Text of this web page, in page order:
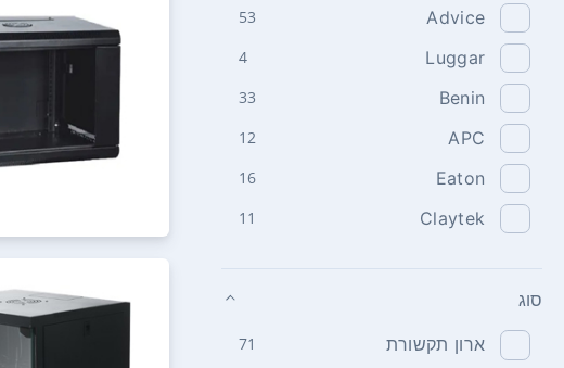
Advice
53
Luggar
4
Benin
33
APC
12
Eaton
16
Claytek
11
סוג
ארון תקשורת 71